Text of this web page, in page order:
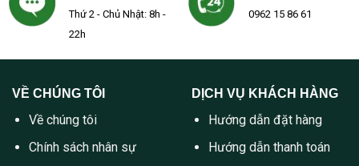
Thứ 2 - Chủ Nhật: 8h -
22h
0962 15 86 61
VỀ CHÚNG TÔI
Về chúng tôi
Chính sách nhân sự
DỊCH VỤ KHÁCH HÀNG
Hướng dẫn đặt hàng
Hướng dẫn thanh toán